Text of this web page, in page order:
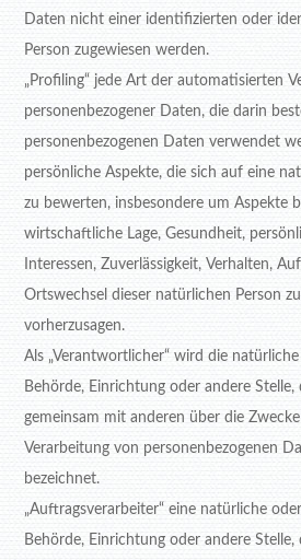
Daten nicht einer identifizierten oder
Person zugewiesen werden.
„Profiling“ jede Art der automatisierten
personenbezogener Daten, die darin
personenbezogenen Daten verwendet
persönliche Aspekte, die sich auf eine
zu bewerten, insbesondere um Aspekte
wirtschaftliche Lage, Gesundheit,
Interessen, Zuverlässigkeit, Verhalten,
Ortswechsel dieser natürlichen Person
vorherzusagen.
Als „Verantwortlicher“ wird die
Behörde, Einrichtung oder andere Stelle,
gemeinsam mit anderen über die
Verarbeitung von personenbezogenen
bezeichnet.
„Auftragsverarbeiter“ eine natürliche
Behörde, Einrichtung oder andere Stelle,